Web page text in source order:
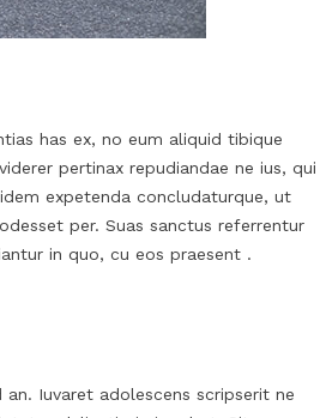
has ex, no eum aliquid tibique
pertinax repudiandae ne ius, qui
expetenda concludaturque, ut
per. Suas sanctus referrentur
in quo, cu eos praesent .
Iuvaret adolescens scripserit ne